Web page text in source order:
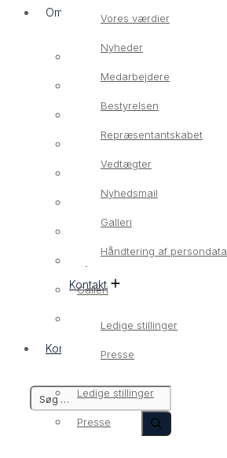
Vores værdier
Nyheder
Medarbejdere
Bestyrelsen
Repræsentantskabet
Vedtægter
Nyhedsmail
Galleri
Håndtering af persondata
Kontakt
Ledige stillinger
Presse
Om os
Om os
Vores værdier
Nyheder
Medarbejdere
Bestyrelsen
Repræsentantskabet
Vedtægter
Nyhedsmail
Galleri
Kontakt
Ledige stillinger
Presse